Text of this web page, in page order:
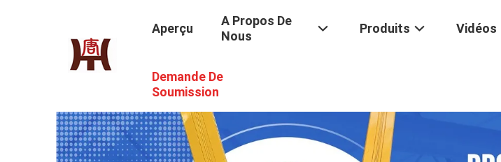
Aperçu
A Propos De
Nous
Produits Vidéos
Demande De
Soumission